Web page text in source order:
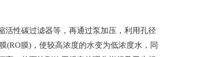
性碳过滤器等，再通过泵加压，利用孔径
(RO膜)，使较高浓度的水变为低浓度水，同